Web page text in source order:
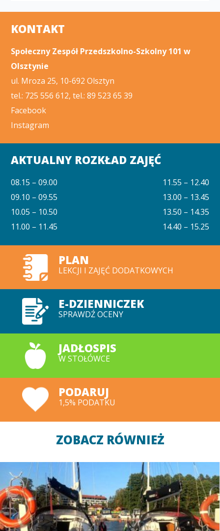
KONTAKT
Społeczny Zespół Przedszkolno-Szkolny 101 w
Olsztynie
ul. Mroza 25, 10-692 Olsztyn
tel.: 725 556 612, tel.: 89 523 65 39
Facebook
Instagram
AKTUALNY ROZKŁAD ZAJĘĆ
08.15 – 09.00
09.10 – 09.55
10.05 – 10.50
11.00 – 11.45
11.55 – 12.40
13.00 – 13.45
13.50 – 14.35
14.40 – 15.25
PLAN
LEKCJI I ZAJĘĆ DODATKOWYCH
E-DZIENNICZEK
SPRAWDŹ OCENY
JADŁOSPIS
W STOŁÓWCE
PODARUJ
1,5% PODATKU
ZOBACZ RÓWNIEŻ